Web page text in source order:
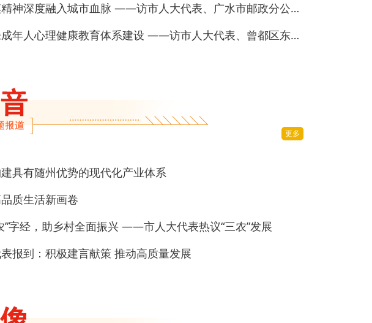
让劳模精神深度融入城市血脉 ——访市人大代表、广水市邮政分公司投递员沈宝栋
加强未成年人心理健康教育体系建设 ——访市人大代表、曾都区东关小学党支部书记、校长平静
更多
具有随州优势的现代化产业体系
质生活新画卷
”字经，助乡村全面振兴 ——市人大代表热议“三农”发展
报到：积极建言献策 推动高质量发展